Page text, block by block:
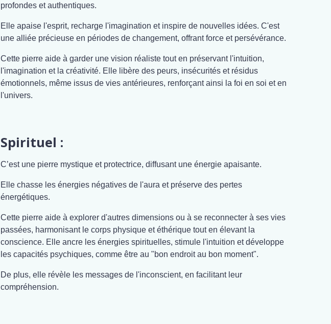
profondes et authentiques.
Elle apaise l'esprit, recharge l'imagination et inspire de nouvelles idées. C'est
une alliée précieuse en périodes de changement, offrant force et persévérance.
Cette pierre aide à garder une vision réaliste tout en préservant l'intuition,
l'imagination et la créativité. Elle libère des peurs, insécurités et résidus
émotionnels, même issus de vies antérieures, renforçant ainsi la foi en soi et en
l'univers.
Spirituel :
C’est une pierre mystique et protectrice, diffusant une énergie apaisante.
Elle chasse les énergies négatives de l'aura et préserve des pertes
énergétiques.
Cette pierre aide à explorer d'autres dimensions ou à se reconnecter à ses vies
passées, harmonisant le corps physique et éthérique tout en élevant la
conscience. Elle ancre les énergies spirituelles, stimule l'intuition et développe
les capacités psychiques, comme être au "bon endroit au bon moment".
De plus, elle révèle les messages de l'inconscient, en facilitant leur
compréhension.